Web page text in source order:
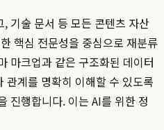
기술 문서 등 모든 콘텐츠 자산
핵심 전문성을 중심으로 재분류
마크업과 같은 구조화된 데이터
관계를 명확히 이해할 수 있도록
진행합니다. 이는 AI를 위한 정